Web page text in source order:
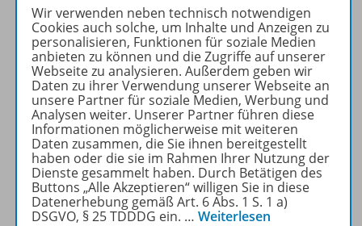
Nachhaltig ins neue Schuljahr
Sofort verfügbar
Dateiformat:PDF-Dokument
Klassenstufen:1. Schuljahr
bis 4. Schuljahr
OD200028014051 2,99 €
Wir verwenden neben technisch notwendigen
Cookies auch solche, um Inhalte und Anzeigen zu
personalisieren, Funktionen für soziale Medien
anbieten zu können und die Zugriffe auf unserer
Webseite zu analysieren. Außerdem geben wir
Daten zu ihrer Verwendung unserer Webseite an
unsere Partner für soziale Medien, Werbung und
Analysen weiter. Unserer Partner führen diese
Informationen möglicherweise mit weiteren
Daten zusammen, die Sie ihnen bereitgestellt
haben oder die sie im Rahmen Ihrer Nutzung der
Dienste gesammelt haben. Durch Betätigen des
Buttons „Alle Akzeptieren“ willigen Sie in diese
Datenerhebung gemäß Art. 6 Abs. 1 S. 1 a)
DSGVO, § 25 TDDDG ein. … Weiterlesen